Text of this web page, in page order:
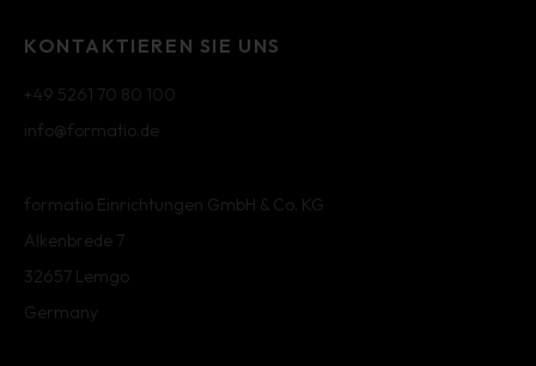
KONTAKTIEREN SIE UNS
+49 5261 70 80 100
info@formatio.de
formatio Einrichtungen GmbH & Co. KG
Alkenbrede 7
32657 Lemgo
Germany